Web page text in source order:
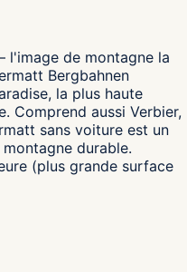
l'image de montagne la
Bergbahnen
la plus haute
Comprend aussi Verbier,
sans voiture est un
durable.
(plus grande surface